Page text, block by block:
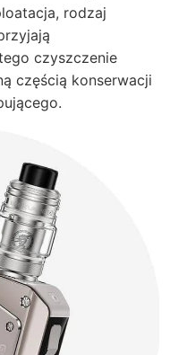
rodzaj
czyszczenie
częścią konserwacji